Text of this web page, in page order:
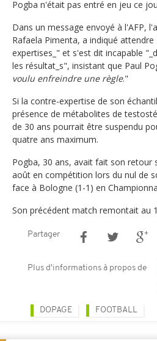
Pogba n'était pas entré en jeu ce
Dans un message envoyé à l'AFP,
Rafaela Pimenta, a indiqué attendre
expertises_" et s'est dit incapable
les résultat_s", insistant que Paul
voulu enfreindre une règle."
Si la contre-expertise de son
présence de métabolites de
de 30 ans pourrait être suspendu
quatre ans maximum.
Pogba, 30 ans, avait fait son retour
août en compétition lors du nul de
face à Bologne (1-1) en
Son précédent match remontait au
Partager
Plus d'informations à propos de
DOPAGE FOOTBALL